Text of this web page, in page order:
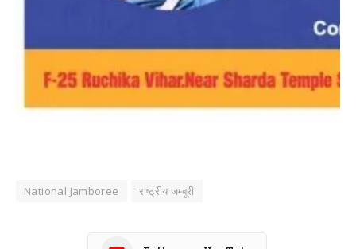
National Jamboree राष्ट्रीय जम्बूरी